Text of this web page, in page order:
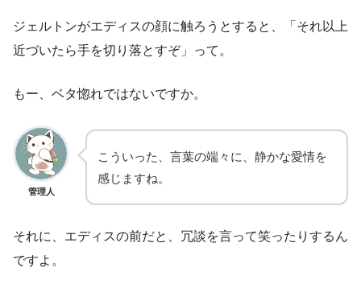
ジェルトンがエディスの顔に触ろうとすると、「それ以上
近づいたら手を切り落とすぞ」って。
もー、ベタ惚れではないですか。
管理人
こういった、言葉の端々に、静かな愛情を
感じますね。
それに、エディスの前だと、冗談を言って笑ったりするん
ですよ。